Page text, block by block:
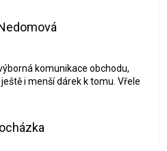
je 5 z 5 hvězdiček.
komunikace obchodu,
i menší dárek k tomu. Vřele
je 1 z 5 hvězdiček.